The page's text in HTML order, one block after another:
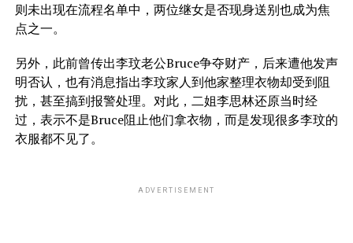
则未出现在流程名单中，两位继女是否现身送别也成为焦
点之一。
另外，此前曾传出李玟老公Bruce争夺财产，后来遭他发声
明否认，也有消息指出李玟家人到他家整理衣物却受到阻
扰，甚至搞到报警处理。对此，二姐李思林还原当时经
过，表示不是Bruce阻止他们拿衣物，而是发现很多李玟的
衣服都不见了。
ADVERTISEMENT